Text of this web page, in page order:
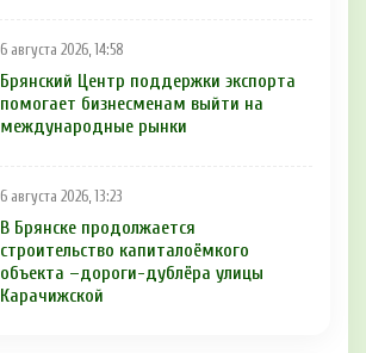
6 августа 2026, 14:58
Брянский Центр поддержки экспорта
помогает бизнесменам выйти на
международные рынки
6 августа 2026, 13:23
В Брянске продолжается
строительство капиталоёмкого
объекта –дороги-дублёра улицы
Карачижской